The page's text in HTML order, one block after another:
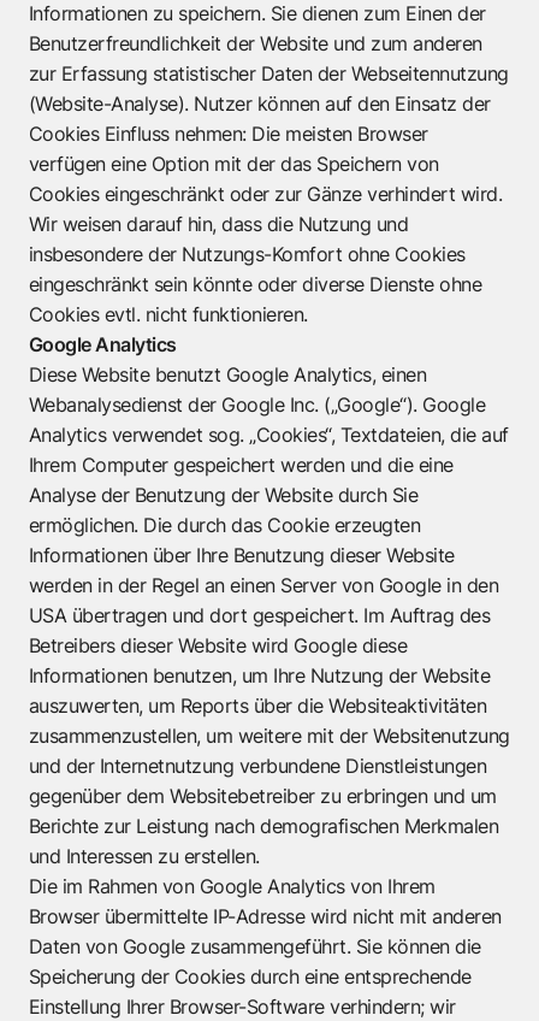
Informationen zu speichern. Sie dienen zum Einen der
Benutzerfreundlichkeit der Website und zum anderen
zur Erfassung statistischer Daten der Webseitennutzung
(Website-Analyse). Nutzer können auf den Einsatz der
Cookies Einfluss nehmen: Die meisten Browser
verfügen eine Option mit der das Speichern von
Cookies eingeschränkt oder zur Gänze verhindert wird.
Wir weisen darauf hin, dass die Nutzung und
insbesondere der Nutzungs-Komfort ohne Cookies
eingeschränkt sein könnte oder diverse Dienste ohne
Cookies evtl. nicht funktionieren.
Google Analytics
Diese Website benutzt Google Analytics, einen
Webanalysedienst der Google Inc. („Google“). Google
Analytics verwendet sog. „Cookies“, Textdateien, die auf
Ihrem Computer gespeichert werden und die eine
Analyse der Benutzung der Website durch Sie
ermöglichen. Die durch das Cookie erzeugten
Informationen über Ihre Benutzung dieser Website
werden in der Regel an einen Server von Google in den
USA übertragen und dort gespeichert. Im Auftrag des
Betreibers dieser Website wird Google diese
Informationen benutzen, um Ihre Nutzung der Website
auszuwerten, um Reports über die Websiteaktivitäten
zusammenzustellen, um weitere mit der Websitenutzung
und der Internetnutzung verbundene Dienstleistungen
gegenüber dem Websitebetreiber zu erbringen und um
Berichte zur Leistung nach demografischen Merkmalen
und Interessen zu erstellen.
Die im Rahmen von Google Analytics von Ihrem
Browser übermittelte IP-Adresse wird nicht mit anderen
Daten von Google zusammengeführt. Sie können die
Speicherung der Cookies durch eine entsprechende
Einstellung Ihrer Browser-Software verhindern; wir